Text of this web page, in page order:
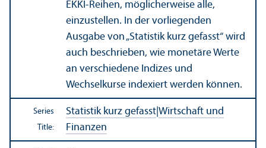
EKKI-Reihen, möglicherweise alle,
einzustellen. In der vorliegenden
Ausgabe von „Statistik kurz gefasst“ wird
auch beschrieben, wie monetäre Werte
an verschiedene Indizes und
Wechselkurse indexiert werden können.
Series
Title:
Statistik kurz gefasst Wirtschaft und
Finanzen